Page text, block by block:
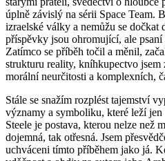
úplně závislý na sérii Space Team.
izraelské války a nemůžu se dočkat
příspěvky jsou ohromující, ale
Zatímco se příběh točil a měnil,
strukturu reality, kníhkupectvo jsem
morální neurčitosti a komplexních,
Stále se snažím rozplést tajemství
významy a symboliku, které leží
Steele je postava, kterou nelze než
dojemná, tak otřesná. Jsem
uchváceni tímto příběhem jako já.